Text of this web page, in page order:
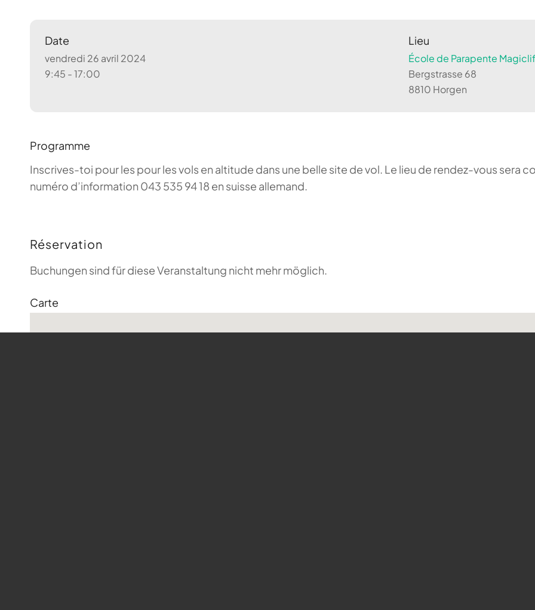
Date
vendredi 26 avril 2024
9:45 - 17:00
Lieu
École de Parapente
Bergstrasse 68
8810 Horgen
Programme
Inscrives-toi pour les pour les vols en altitude dans une belle site de vol. Le lieu de rendez-vous sera
numéro d’information 043 535 94 18 en suisse allemand.
Réservation
Buchungen sind für diese Veranstaltung nicht mehr möglich.
Carte